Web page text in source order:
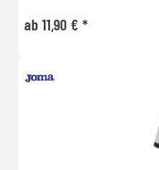
ab 11,90 € *